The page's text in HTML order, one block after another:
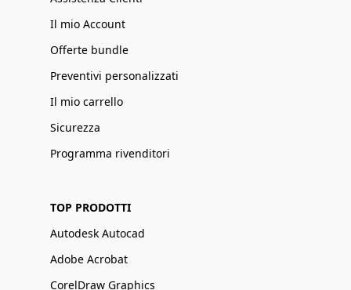
Il mio Account
Offerte bundle
Preventivi personalizzati
Il mio carrello
Sicurezza
Programma rivenditori
TOP PRODOTTI
Autodesk Autocad
Adobe Acrobat
CorelDraw Graphics